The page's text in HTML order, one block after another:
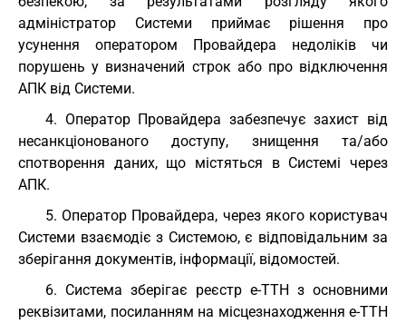
адміністратор Системи приймає рішення про
усунення оператором Провайдера недоліків чи
порушень у визначений строк або про відключення
АПК від Системи.
4. Оператор Провайдера забезпечує захист від
несанкціонованого доступу, знищення та/або
спотворення даних, що містяться в Системі через
АПК.
5. Оператор Провайдера, через якого користувач
Системи взаємодіє з Системою, є відповідальним за
зберігання документів, інформації, відомостей.
6. Система зберігає реєстр е-ТТН з основними
реквізитами, посиланням на місцезнаходження е-ТТН